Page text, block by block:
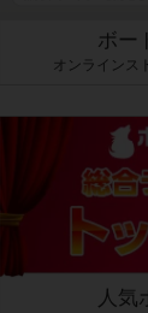
ボー
オンラインス
人気